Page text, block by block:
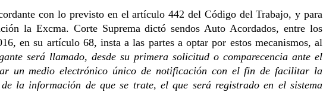
con lo previsto en el artículo 442 del Código del Trabajo, y para
la Excma. Corte Suprema dictó sendos Auto Acordados, entre los
en su artículo 68, insta a las partes a optar por estos mecanismos, al
será llamado, desde su primera solicitud o comparecencia ante el
un medio electrónico único de notificación con el fin de facilitar la
la información de que se trate, el que será registrado en el sistema